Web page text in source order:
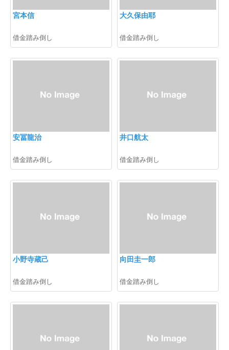
宮本信
借金踏み倒し
大久保由耶
借金踏み倒し
安冨龍治
借金踏み倒し
井口航太
借金踏み倒し
小野寺蔵己
借金踏み倒し
向田圭一郎
借金踏み倒し